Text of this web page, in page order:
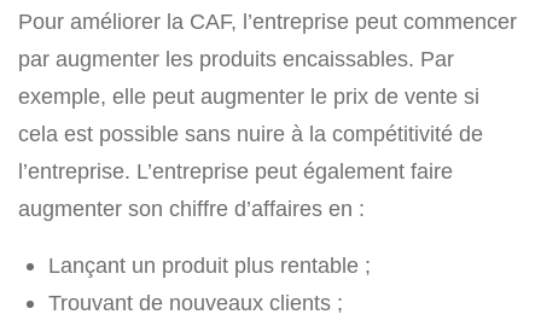
Pour améliorer la CAF, l’entreprise peut commencer
par augmenter les produits encaissables. Par
exemple, elle peut augmenter le prix de vente si
cela est possible sans nuire à la compétitivité de
l’entreprise. L’entreprise peut également faire
augmenter son chiffre d’affaires en :
Lançant un produit plus rentable ;
Trouvant de nouveaux clients ;